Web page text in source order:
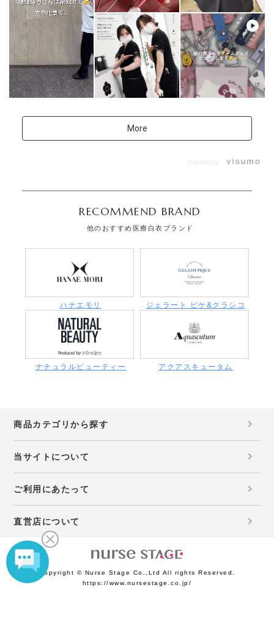
More
powered by
RECOMMEND BRAND
他のおすすめ医療白衣ブランド
ハナエモリ ジェラート ピケ&クラシコ
ナチュラルビューティー アクアスキュータム
商品カテゴリから探す
当サイトについて
ご利用にあたって
直営店について
Copyright © Nurse Stage Co.,Ltd All rights Reserved.
https://www.nursestage.co.jp/